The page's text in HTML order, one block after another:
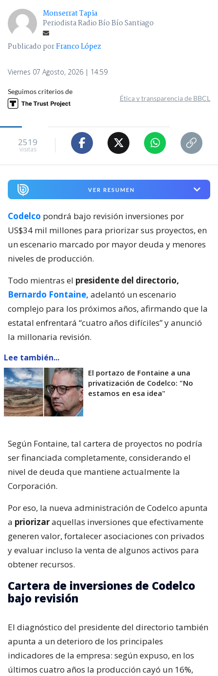
Monserrat Tapia
Periodista Radio Bío Bío Santiago
Publicado porFranco López
Viernes 07 Agosto, 2026 | 14:59
Seguimos criterios de
Ética y transparencia de BBCL
2519
visitas
VER RESUMEN
Codelco pondrá bajo revisión inversiones por
US$34 mil millones para priorizar sus proyectos, en
un escenario marcado por mayor deuda y menores
niveles de producción.
Todo mientras el presidente del directorio,
Bernardo Fontaine, adelantó un escenario
complejo para los próximos años, afirmando que la
estatal enfrentará “cuatro años difíciles” y anunció
la millonaria revisión.
Lee también...
El portazo de Fontaine a una
privatización de Codelco: "No
estamos en esa idea"
Según Fontaine, tal cartera de proyectos no podría
ser financiada completamente, considerando el
nivel de deuda que mantiene actualmente la
Corporación.
Por eso, la nueva administración de Codelco apunta
a priorizaraquellas inversiones que efectivamente
generen valor, fortalecer asociaciones con privados
y evaluar incluso la venta de algunos activos para
obtener recursos.
Cartera de inversiones de Codelco
bajo revisión
El diagnóstico del presidente del directorio también
apunta a un deterioro de los principales
indicadores de la empresa: según expuso, en los
últimos cuatro años la producción cayó un 16%,